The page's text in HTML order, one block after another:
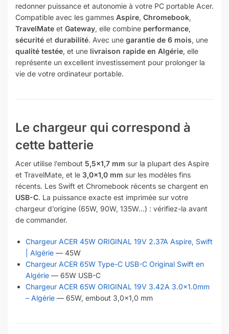
redonner puissance et autonomie à votre PC portable Acer.
Compatible avec les gammes Aspire, Chromebook,
TravelMate et Gateway, elle combine performance,
sécurité et durabilité. Avec une garantie de 6 mois, une
qualité testée, et une livraison rapide en Algérie, elle
représente un excellent investissement pour prolonger la
vie de votre ordinateur portable.
Le chargeur qui correspond à
cette batterie
Acer utilise l’embout 5,5×1,7 mm sur la plupart des Aspire
et TravelMate, et le 3,0×1,0 mm sur les modèles fins
récents. Les Swift et Chromebook récents se chargent en
USB-C. La puissance exacte est imprimée sur votre
chargeur d’origine (65W, 90W, 135W…) : vérifiez-la avant
de commander.
Chargeur ACER 45W ORIGINAL 19V 2.37A Aspire, Swift
| Algérie — 45W
Chargeur ACER 65W Type-C USB-C Original Swift en
Algérie — 65W USB-C
Chargeur ACER 65W ORIGINAL 19V 3.42A 3.0×1.0mm
– Algérie — 65W, embout 3,0×1,0 mm